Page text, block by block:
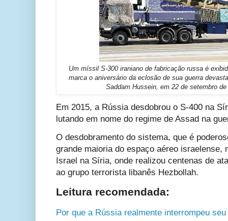
Um míssil S-300 iraniano de fabricação russa é
marca o aniversário da eclosão de sua guerra
Saddam Hussein, em 22 de setembro
Em 2015, a Rússia desdobrou o S-400 na
lutando em nome do regime de Assad na
O desdobramento do sistema, que é
grande maioria do espaço aéreo israelense,
Israel na Síria, onde realizou centenas de
ao grupo terrorista libanês Hezbollah.
Leitura recomendada:
Por que a Rússia realmente interrompeu